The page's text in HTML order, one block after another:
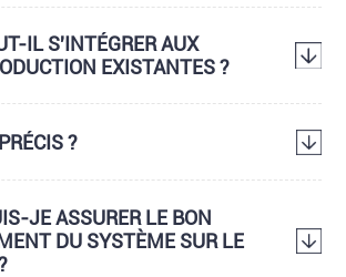
IL S'INTÉGRER AUX
EXISTANTES ?
?
JE ASSURER LE BON
DU SYSTÈME SUR LE